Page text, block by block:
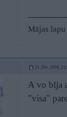
Mājas
21. Dec 2006,
A vo blja
"visa"